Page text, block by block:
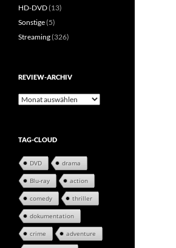
HD-DVD(13)
Sonstige(5)
Streaming(326)
REVIEW-ARCHIV
Review-
TAG-CLOUD
DVD drama
Blu-ray action
comedy thriller
dokumentation
crime adventure